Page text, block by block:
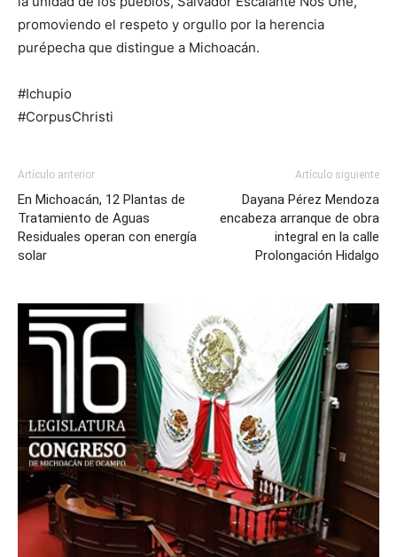
promoviendo el respeto y orgullo por la herencia
purépecha que distingue a Michoacán.
#Ichupio
#CorpusChristi
Artículo anterior
En Michoacán, 12 Plantas de
Tratamiento de Aguas
Residuales operan con energía
solar
Artículo siguiente
Dayana Pérez Mendoza
encabeza arranque de obra
integral en la calle
Prolongación Hidalgo